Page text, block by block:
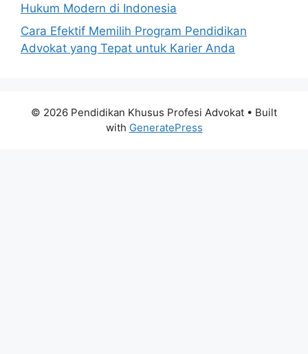
Hukum Modern di Indonesia
Cara Efektif Memilih Program Pendidikan
Advokat yang Tepat untuk Karier Anda
© 2026 Pendidikan Khusus Profesi Advokat • Built
with GeneratePress